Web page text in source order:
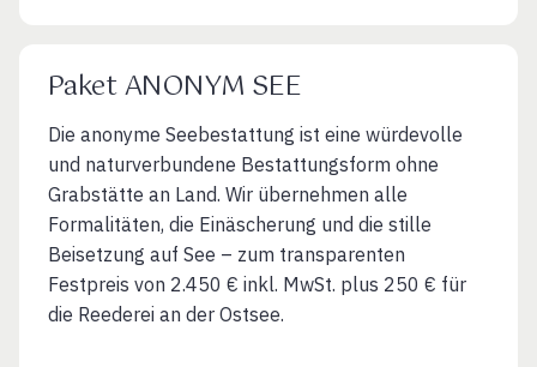
Paket ANONYM SEE
Die anonyme Seebestattung ist eine würdevolle
und naturverbundene Bestattungsform ohne
Grabstätte an Land. Wir übernehmen alle
Formalitäten, die Einäscherung und die stille
Beisetzung auf See – zum transparenten
Festpreis von 2.450 € inkl. MwSt. plus 250 € für
die Reederei an der Ostsee.